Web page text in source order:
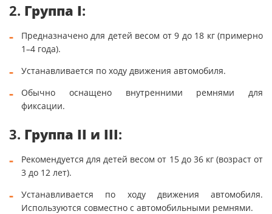
2. Группа I:
Предназначено для детей весом от 9 до 18 кг (примерно
1–4 года).
Устанавливается по ходу движения автомобиля.
Обычно оснащено внутренними ремнями для
фиксации.
3. Группа II и III:
Рекомендуется для детей весом от 15 до 36 кг (возраст от
3 до 12 лет).
Устанавливается по ходу движения автомобиля.
Используются совместно с автомобильными ремнями.